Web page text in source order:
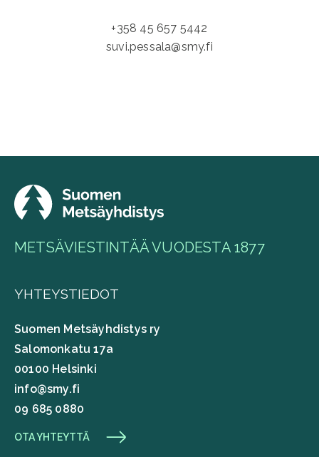
+358 45 657 5442
suvi.pessala@smy.fi
METSÄVIESTINTÄÄ VUODESTA 1877
YHTEYSTIEDOT
Suomen Metsäyhdistys ry
Salomonkatu 17a
00100 Helsinki
info@smy.fi
09 685 0880
OTA YHTEYTTÄ